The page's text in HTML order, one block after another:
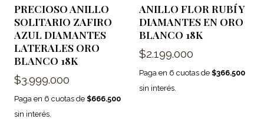
PRECIOSO ANILLO
SOLITARIO ZAFIRO
AZUL DIAMANTES
LATERALES ORO
BLANCO 18K
$3.999.000
Paga en 6 cuotas de $666.500
sin interés.
ANILLO FLOR RUBÍ Y
DIAMANTES EN ORO
BLANCO 18K
$2.199.000
Paga en 6 cuotas de $366.500
sin interés.